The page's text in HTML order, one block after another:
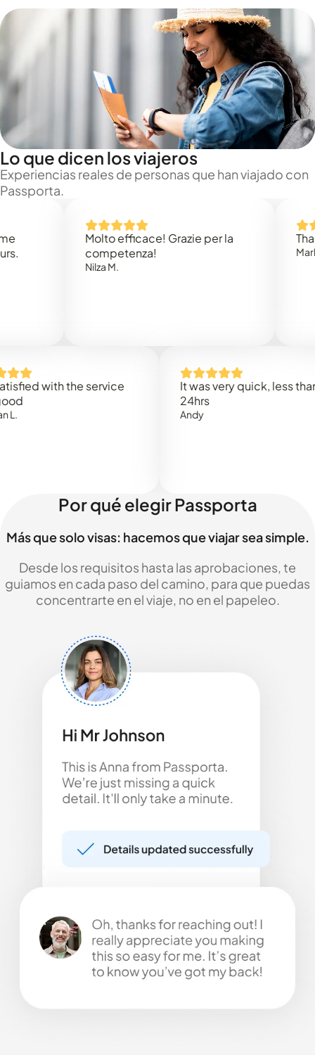
Lo que dicen los viajeros
Experiencias reales de personas que han viajado con
Passporta.
Molto efficace! Grazie per la
competenza!
Thank
Mark N.
with the service
It was very quick, less than
Por qué elegir Passporta
Más que solo visas: hacemos que viajar sea simple.
Desde los requisitos hasta las aprobaciones, te
guiamos en cada paso del camino, para que puedas
concentrarte en el viaje, no en el papeleo.